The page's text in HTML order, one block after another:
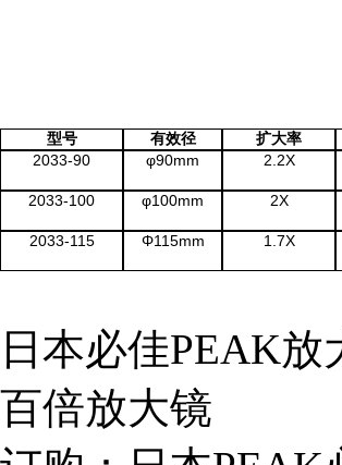
型号 有效径 扩大率
2033-90
φ90mm 2.2X
2033-100 φ100mm 2X
2033-115 Φ115mm 1.7X
日本必佳PEAK放
百倍放大镜